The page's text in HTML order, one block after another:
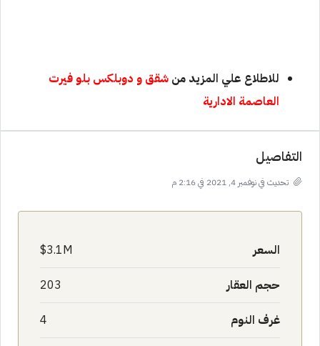
للاطلاع علي المزيد من شقق و دوبلكس بلو فيرت
العاصمة الادارية
التفاصيل
تحديث في نوفمبر 4, 2021 في 2:16 م
السعر 3.1M$
حجم العقار 203
غرف النوم 4